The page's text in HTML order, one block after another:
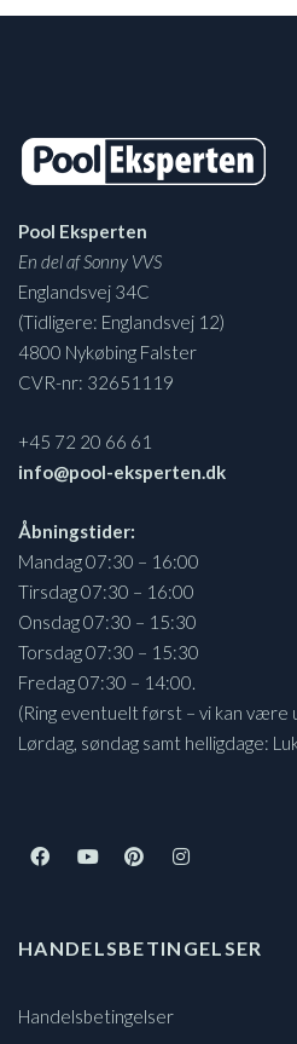
Pool Eksperten
En del af Sonny VVS
Englandsvej 34C
(Tidligere: Englandsvej 12)
4800 Nykøbing Falster
CVR-nr: 32651119
+45 72 20 66 61
info@pool-eksperten.dk
Åbningstider:
Mandag 07:30 – 16:00
Tirsdag 07:30 – 16:00
Onsdag 07:30 – 15:30
Torsdag 07:30 – 15:30
Fredag 07:30 – 14:00.
(Ring eventuelt først – vi kan være
Lørdag, søndag samt helligdage:
HANDELSBETINGELSER
Handelsbetingelser